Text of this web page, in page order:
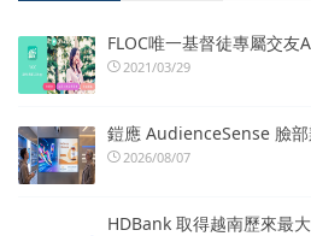
FLOC唯一基督徒專屬交友
2021/03/29
鎧應 AudienceSense 臉
2026/08/07
HDBank 取得越南歷來最